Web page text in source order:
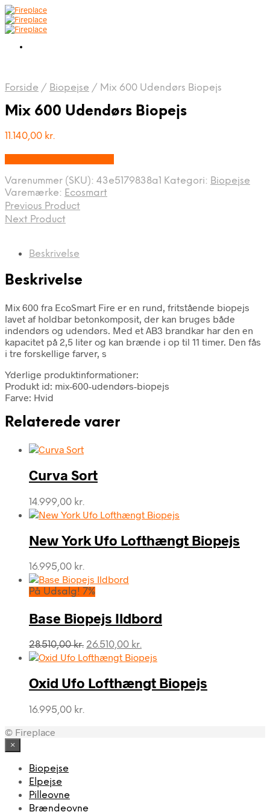
Forside / Biopejse / Mix 600 Udendørs Biopejs
Mix 600 Udendørs Biopejs
11.140,00 kr.
Varenummer (SKU): 43e5179838a1 Kategori: Biopejse
Varemærke: Ecosmart
Previous Product
Next Product
Beskrivelse
Beskrivelse
Mix 600 fra EcoSmart Fire er en rund, fritstående biopejs
lavet af holdbar betonkomposit, der kan bruges både
indendørs og udendørs. Med et AB3 brandkar har den en
kapacitet på 2,5 liter og kan brænde i op til 11 timer. Den fås
i tre forskellige farver, s
Yderlige produktinformationer:
Produkt id: mix-600-udendørs-biopejs
Farve: Hvid
Relaterede varer
Curva Sort
14.999,00 kr.
New York Ufo Lofthængt Biopejs
16.995,00 kr.
På Udsalg! 7%
Base Biopejs Ildbord
28.510,00kr. Den
oprindelige
var:
28.510,00 kr..
26.510,00 kr.
aktuelle
er:
26.510,00 kr..
Oxid Ufo Lofthængt Biopejs
16.995,00 kr.
© Fireplace
×
Biopejse
Elpejse
Pilleovne
Brændeovne